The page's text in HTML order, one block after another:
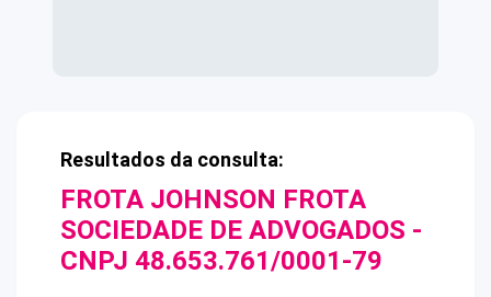
Resultados da consulta:
FROTA JOHNSON FROTA
SOCIEDADE DE ADVOGADOS -
CNPJ 48.653.761/0001-79